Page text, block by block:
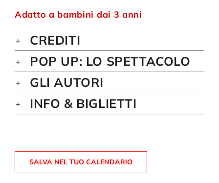
Adatto a bambini dai 3 anni
CREDITI
POP UP: LO SPETTACOLO
GLI AUTORI
INFO & BIGLIETTI
SALVA NEL TUO CALENDARIO